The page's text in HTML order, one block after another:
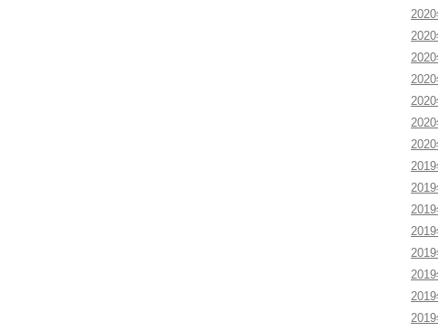
2020
2020
2020
2020
2020
2020
2020
2019
2019
2019
2019
2019
2019
2019
2019